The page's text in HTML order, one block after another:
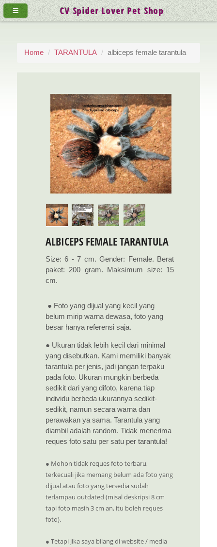
Home TARANTULA albiceps female tarantula
ALBICEPS FEMALE TARANTULA
Size: 6 - 7 cm. Gender: Female. Berat
paket: 200 gram. Maksimum size: 15
cm.
● Foto yang dijual yang kecil yang
belum mirip warna dewasa, foto yang
besar hanya referensi saja.
● Ukuran tidak lebih kecil dari minimal
yang disebutkan. Kami memiliki banyak
tarantula per jenis, jadi jangan terpaku
pada foto. Ukuran mungkin berbeda
sedikit dari yang difoto, karena tiap
individu berbeda ukurannya sedikit-
sedikit, namun secara warna dan
perawakan ya sama. Tarantula yang
diambil adalah random. Tidak menerima
reques foto satu per satu per tarantula!
● Mohon tidak reques foto terbaru,
terkecuali jika memang belum ada foto yang
dijual atau foto yang tersedia sudah
terlampau outdated (misal deskripsi 8 cm
tapi foto masih 3 cm an, itu boleh reques
foto).
● Tetapi jika saya bilang di website / media
CV Spider Lover Pet Shop